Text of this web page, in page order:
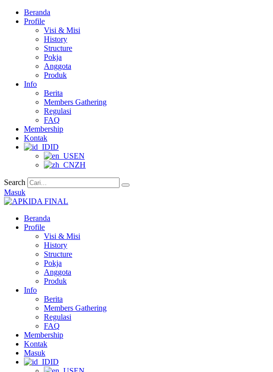
Beranda
Profile
Visi & Misi
History
Structure
Pokja
Anggota
Produk
Info
Berita
Members Gathering
Regulasi
FAQ
Membership
Kontak
ID
EN
ZH
Search
Masuk
Beranda
Profile
Visi & Misi
History
Structure
Pokja
Anggota
Produk
Info
Berita
Members Gathering
Regulasi
FAQ
Membership
Kontak
Masuk
ID